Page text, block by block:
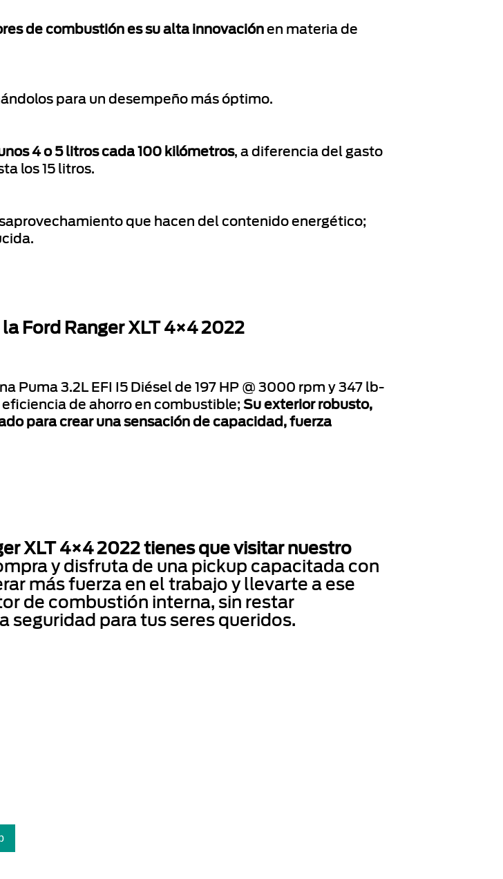
de combustión es su alta innovaciónen materia de
para un desempeño más óptimo.
4 o 5 litros cada 100 kilómetros, a diferencia del gasto
los 15 litros.
que hacen del contenido energético;
Ford Ranger XLT 4×4 2022
Puma 3.2L EFI I5 Diésel de 197 HP @ 3000 rpm y 347 lb-
de ahorro en combustible; Su exterior robusto,
para crear una sensación de capacidad, fuerza
XLT 4×4 2022 tienes que visitar nuestro
y disfruta de una pickup capacitada con
más fuerza en el trabajo y llevarte a ese
de combustión interna, sin restar
para tus seres queridos.